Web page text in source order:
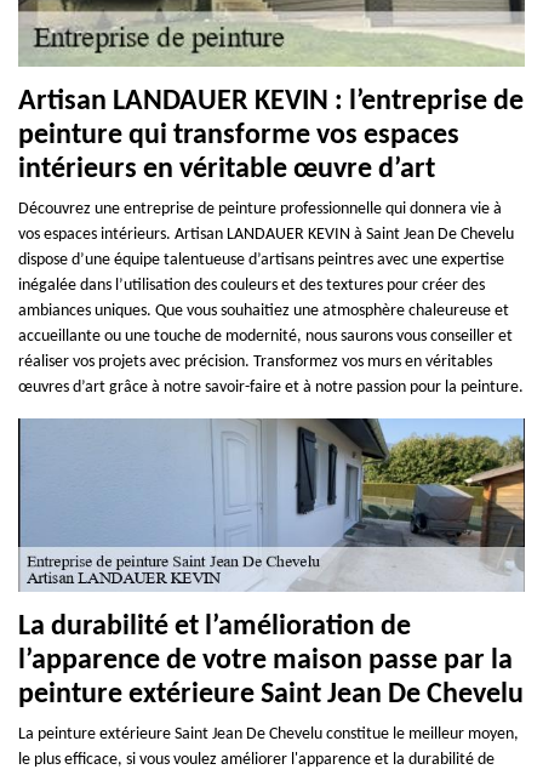
Artisan LANDAUER KEVIN : l’entreprise de
peinture qui transforme vos espaces
intérieurs en véritable œuvre d’art
Découvrez une entreprise de peinture professionnelle qui donnera vie à
vos espaces intérieurs. Artisan LANDAUER KEVIN à Saint Jean De Chevelu
dispose d’une équipe talentueuse d’artisans peintres avec une expertise
inégalée dans l’utilisation des couleurs et des textures pour créer des
ambiances uniques. Que vous souhaitiez une atmosphère chaleureuse et
accueillante ou une touche de modernité, nous saurons vous conseiller et
réaliser vos projets avec précision. Transformez vos murs en véritables
œuvres d’art grâce à notre savoir-faire et à notre passion pour la peinture.
La durabilité et l’amélioration de
l’apparence de votre maison passe par la
peinture extérieure Saint Jean De Chevelu
La peinture extérieure Saint Jean De Chevelu constitue le meilleur moyen,
le plus efficace, si vous voulez améliorer l'apparence et la durabilité de